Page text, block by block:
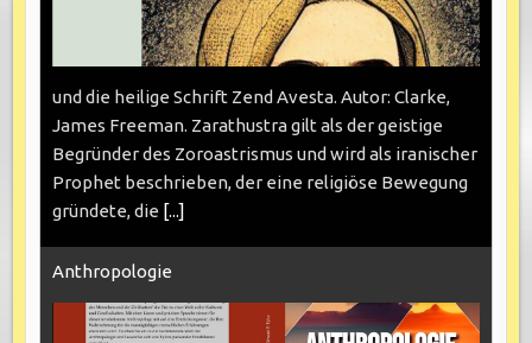
und die heilige Schrift Zend Avesta. Autor: Clarke,
James Freeman. Zarathustra gilt als der geistige
Begründer des Zoroastrismus und wird als iranischer
Prophet beschrieben, der eine religiöse Bewegung
gründete, die [...]
Anthropologie